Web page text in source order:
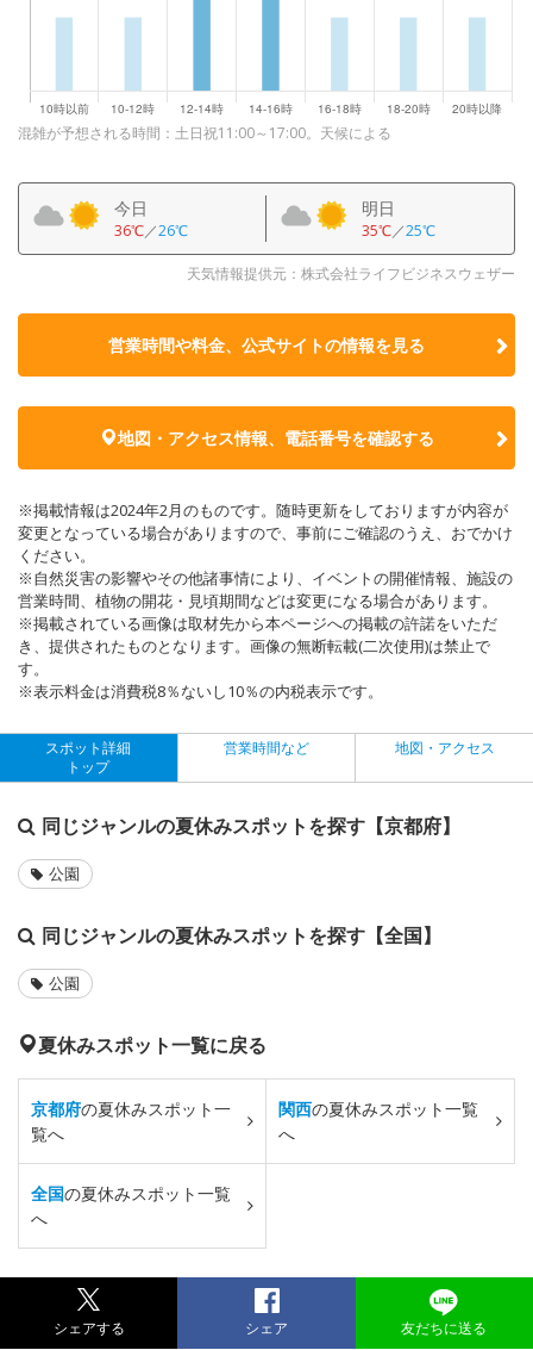
混雑が予想される時間：土日祝11:00～17:00。天候による
今日
36℃／26℃
明日
35℃／25℃
天気情報提供元：株式会社ライフビジネスウェザー
営業時間や料金、公式サイトの情報を見る
地図・アクセス情報、電話番号を確認する
※掲載情報は2024年2月のものです。随時更新をしておりますが内容が
変更となっている場合がありますので、事前にご確認のうえ、おでかけ
ください。
※自然災害の影響やその他諸事情により、イベントの開催情報、施設の
営業時間、植物の開花・見頃期間などは変更になる場合があります。
※掲載されている画像は取材先から本ページへの掲載の許諾をいただ
き、提供されたものとなります。画像の無断転載(二次使用)は禁止で
す。
※表示料金は消費税8％ないし10％の内税表示です。
スポット詳細
トップ
営業時間など 地図・アクセス
同じジャンルの夏休みスポットを探す【京都府】
公園
同じジャンルの夏休みスポットを探す【全国】
公園
夏休みスポット一覧に戻る
京都府の夏休みスポット一
覧へ
関西の夏休みスポット一覧
へ
全国の夏休みスポット一覧
へ
シェアする シェア 友だちに送る